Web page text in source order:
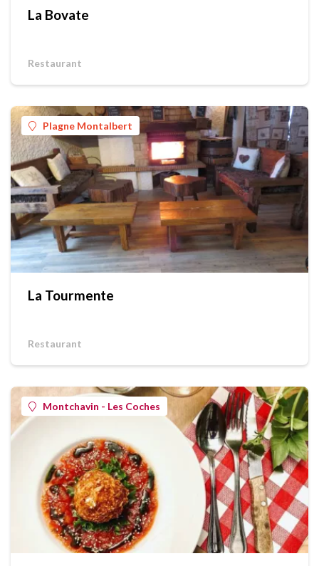
La Bovate
Restaurant
Plagne Montalbert
La Tourmente
Restaurant
Montchavin - Les Coches